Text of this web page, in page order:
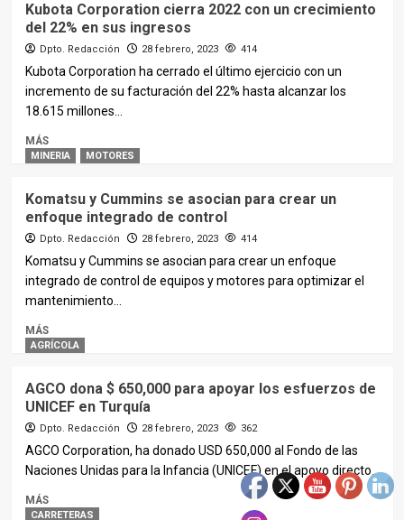
Kubota Corporation cierra 2022 con un crecimiento
del 22% en sus ingresos
Dpto. Redacción 28 febrero, 2023 414
Kubota Corporation ha cerrado el último ejercicio con un
incremento de su facturación del 22% hasta alcanzar los
18.615 millones...
MÁS
MINERIA MOTORES
Komatsu y Cummins se asocian para crear un
enfoque integrado de control
Dpto. Redacción 28 febrero, 2023 414
Komatsu y Cummins se asocian para crear un enfoque
integrado de control de equipos y motores para optimizar el
mantenimiento...
MÁS
AGRÍCOLA
AGCO dona $ 650,000 para apoyar los esfuerzos de
UNICEF en Turquía
Dpto. Redacción 28 febrero, 2023 362
AGCO Corporation, ha donado USD 650,000 al Fondo de las
Naciones Unidas para la Infancia (UNICEF) en el apoyo directo...
MÁS
CARRETERAS